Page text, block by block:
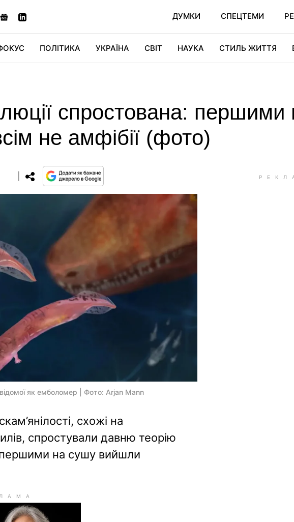
ДУМКИ СПЕЦТЕМИ
ПОЛІТИКА УКРАЇНА СВІТ НАУКА СТИЛЬ ЖИТТЯ
спростована: першими
не амфібії (фото)
як емболомер | Фото: Arjan Mann
схожі на
спростували давню теорію
на сушу вийшли